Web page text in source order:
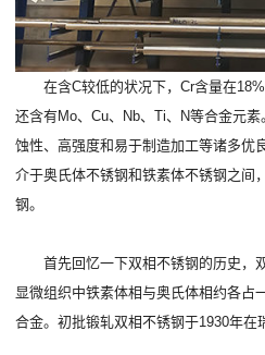
在含C较低的状况下，Cr含量在
还含有Mo、Cu、Nb、Ti、N等合金元素
蚀性、高强度和易于制造加工等诸多优
介于奥氏体不锈钢和铁素体不锈钢之间
钢。
首先回忆一下双相不锈钢的历史，
显微组织中铁素体相与奥氏体相约各占
合金。初批锻轧双相不锈钢于1930年在